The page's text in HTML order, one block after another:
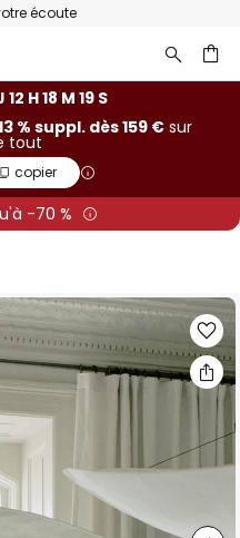
Trustpilot
H 18 M 18 S
% suppl. dès 159 €sur
tout
copier
-70 %